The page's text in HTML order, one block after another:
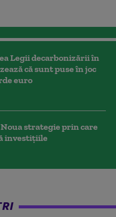
Legii decarbonizării în
că sunt puse în joc
euro
strategie prin care
investițiile